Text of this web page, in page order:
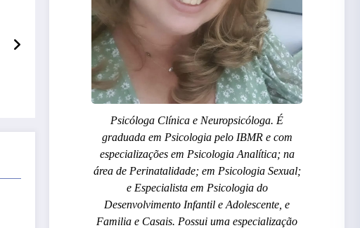
Psicóloga Clínica e Neuropsicóloga. É
graduada em Psicologia pelo IBMR e com
especializações em Psicologia Analítica; na
área de Perinatalidade; em Psicologia Sexual;
e Especialista em Psicologia do
Desenvolvimento Infantil e Adolescente, e
Familia e Casais. Possui uma especialização